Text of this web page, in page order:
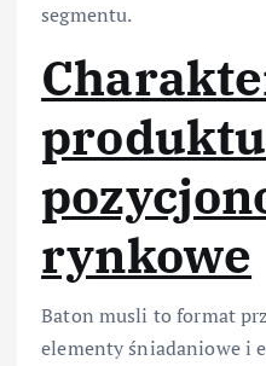
segmentu.
rynkowe
Baton musli to format
elementy śniadaniowe i